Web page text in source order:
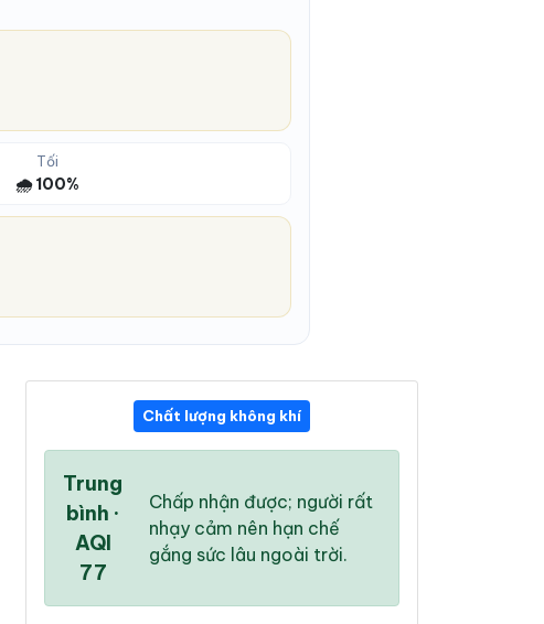
Tối
🌧️ 100%
08:00 PM
28 °
69 %
09:00 PM
41 %
Chất lượng không khí
Trung
bình ·
AQI
77
Chấp nhận được; người rất
nhạy cảm nên hạn chế
gắng sức lâu ngoài trời.